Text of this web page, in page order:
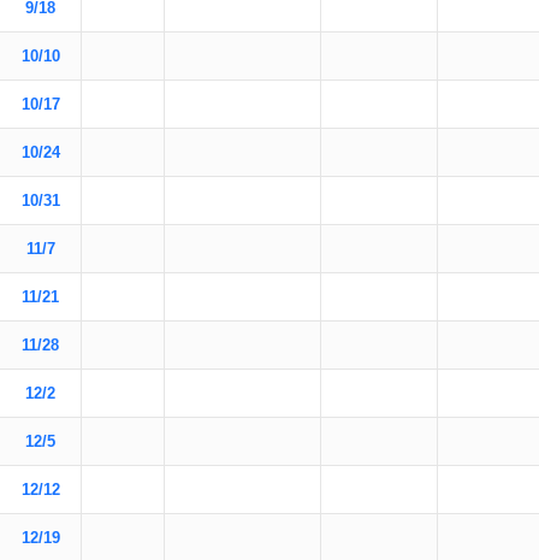
9/18
10/10
10/17
10/24
10/31
11/7
11/21
11/28
12/2
12/5
12/12
12/19